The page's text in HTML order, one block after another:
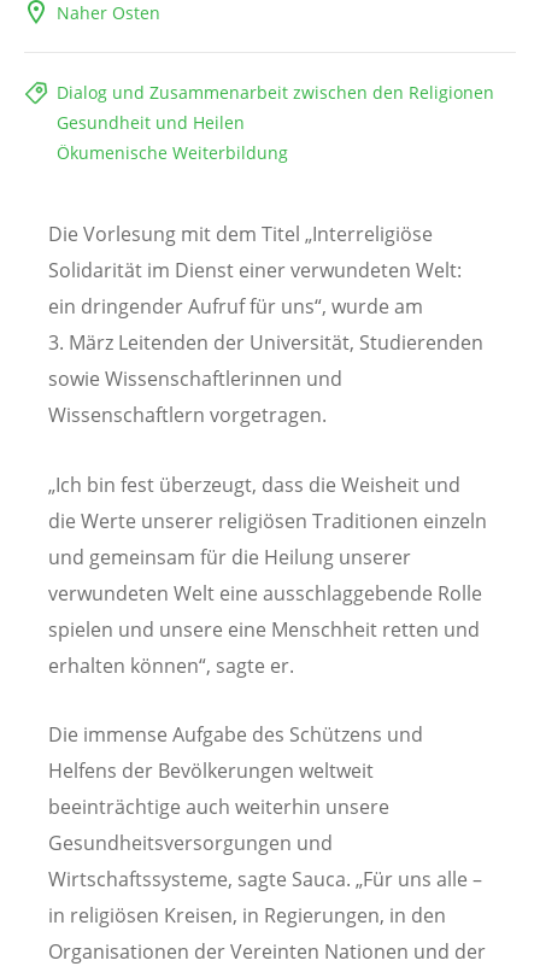
Naher Osten
Dialog und Zusammenarbeit zwischen den Religionen
Gesundheit und Heilen
Ökumenische Weiterbildung
Die Vorlesung mit dem Titel „Interreligiöse
Solidarität im Dienst einer verwundeten Welt:
ein dringender Aufruf für uns“, wurde am
3. März Leitenden der Universität, Studierenden
sowie Wissenschaftlerinnen und
Wissenschaftlern vorgetragen.
„Ich bin fest überzeugt, dass die Weisheit und
die Werte unserer religiösen Traditionen einzeln
und gemeinsam für die Heilung unserer
verwundeten Welt eine ausschlaggebende Rolle
spielen und unsere eine Menschheit retten und
erhalten können“, sagte er.
Die immense Aufgabe des Schützens und
Helfens der Bevölkerungen weltweit
beeinträchtige auch weiterhin unsere
Gesundheitsversorgungen und
Wirtschaftssysteme, sagte Sauca. „Für uns alle –
in religiösen Kreisen, in Regierungen, in den
Organisationen der Vereinten Nationen und der